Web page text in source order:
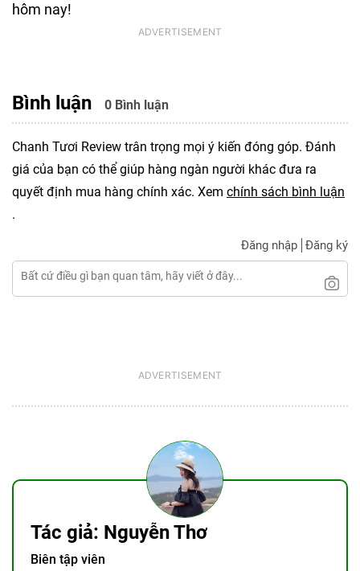
hôm nay!
Bình luận 0 Bình luận
Chanh Tươi Review trân trọng mọi ý kiến đóng góp. Đánh
giá của bạn có thể giúp hàng ngàn người khác đưa ra
quyết định mua hàng chính xác. Xem chính sách bình luận
.
Đăng nhập Đăng ký
Tác giả: Nguyễn Thơ
Biên tập viên